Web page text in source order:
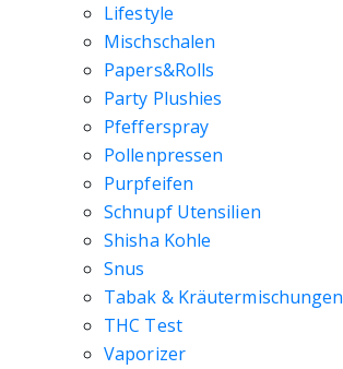
Lifestyle
Mischschalen
Papers&Rolls
Party Plushies
Pfefferspray
Pollenpressen
Purpfeifen
Schnupf Utensilien
Shisha Kohle
Snus
Tabak & Kräutermischungen
THC Test
Vaporizer